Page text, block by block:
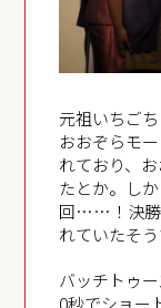
元祖いちご
おおぞらモ
れており、
たとか。し
回……！決勝
れていたそう
バッチトゥ